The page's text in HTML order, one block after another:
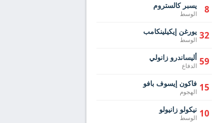
8 يسبر كالستروم
الوسط
32 يورغن إيكيلينكامب
الوسط
59 أليساندرو زانولي
الدفاع
15 فاكون إيسوف بافو
الهجوم
10 نيكولو زانيولو
الوسط